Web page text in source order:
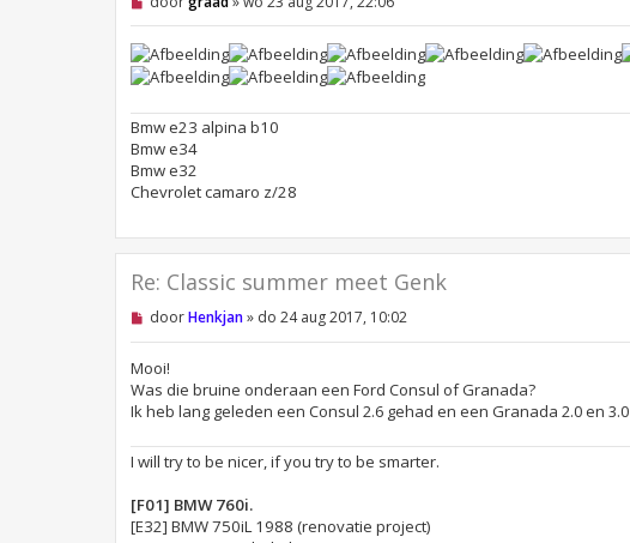
e
l
e
e
n
b
e
r
i
h
t
Bmw e23 alpina b10
Bmw e34
Bmw e32
Chevrolet camaro z/28
Re: Classic summer meet Genk
O
e
l
e
z
n
b
r
i
c
doorHenkjan» do 24 aug 2017, 10:02
Mooi!
Was die bruine onderaan een Ford Consul of Granada?
Ik heb lang geleden een Consul 2.6 gehad en een Granada 2.0 en 3.0
I will try to be nicer, if you try to be smarter.
[F01] BMW 760i.
[E32] BMW 750iL 1988 (renovatie project)